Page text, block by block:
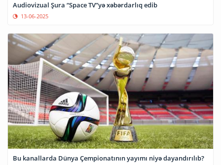
Audiovizual Şura “Space TV”yə xəbərdarlıq edib
13-06-2025
Bu kanallarda Dünya Çempionatının yayımı niyə dayandırılıb?